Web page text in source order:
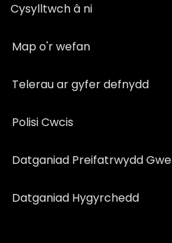
Cysylltwch â ni
Map o'r wefan
Telerau ar gyfer defnydd
Polisi Cwcis
Datganiad Preifatrwydd
Datganiad Hygyrchedd